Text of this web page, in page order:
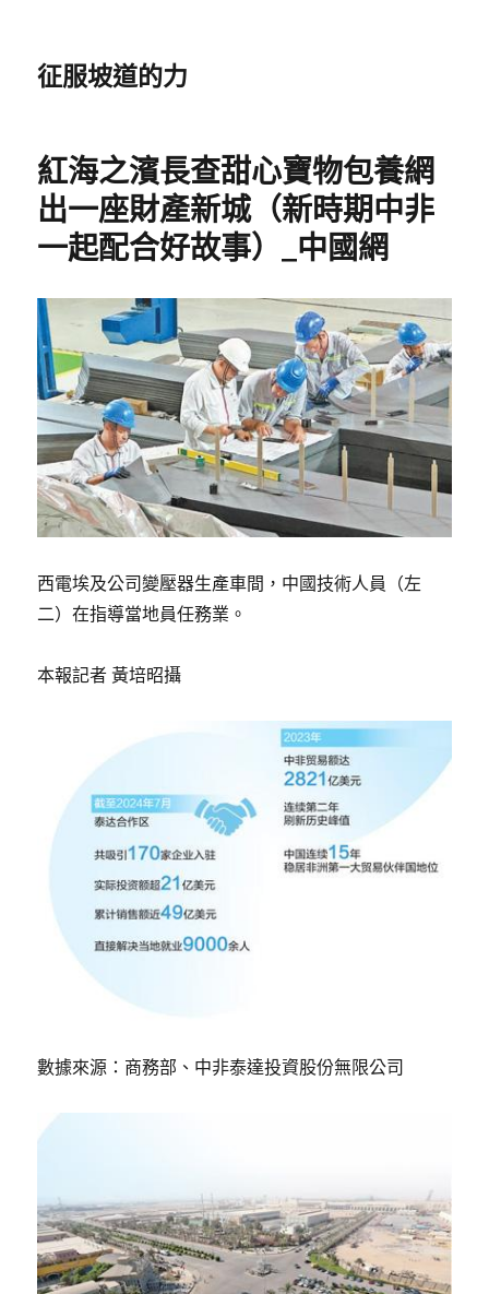
征服坡道的力
紅海之濱長查甜心寶物包養網
出一座財產新城（新時期中非
一起配合好故事）_中國網
西電埃及公司變壓器生產車間，中國技術人員（左
二）在指導當地員任務業。
本報記者 黃培昭攝
數據來源：商務部、中非泰達投資股份無限公司